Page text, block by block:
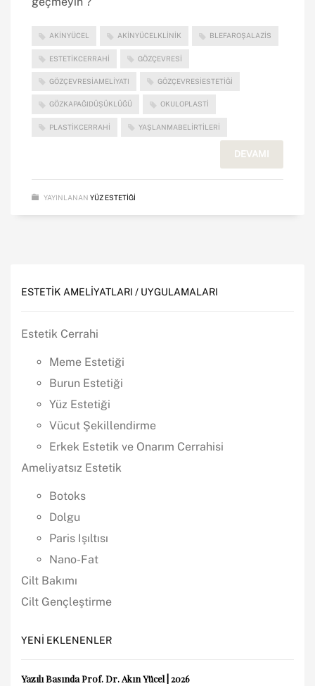
AKINYÜCEL AKINYÜCELKLINIK BLEFAROŞALAZIS
ESTETIKCERRAHI GÖZÇEVRESI
GÖZÇEVRESIAMELIYATI GÖZÇEVRESIESTETIĞI
GÖZKAPAĞIDÜŞÜKLÜĞÜ OKULOPLASTI
PLASTIKCERRAHI YAŞLANMABELIRTILERI
DEVAMI
YAYINLANAN YÜZ ESTETIĞI
ESTETIK AMELIYATLARI / UYGULAMALARI
Estetik Cerrahi
Meme Estetiği
Burun Estetiği
Yüz Estetiği
Vücut Şekillendirme
Erkek Estetik ve Onarım Cerrahisi
Ameliyatsız Estetik
Botoks
Dolgu
Paris Işıltısı
Nano-Fat
Cilt Bakımı
Cilt Gençleştirme
YENI EKLENENLER
Yazılı Basında Prof. Dr. Akın Yücel | 2026